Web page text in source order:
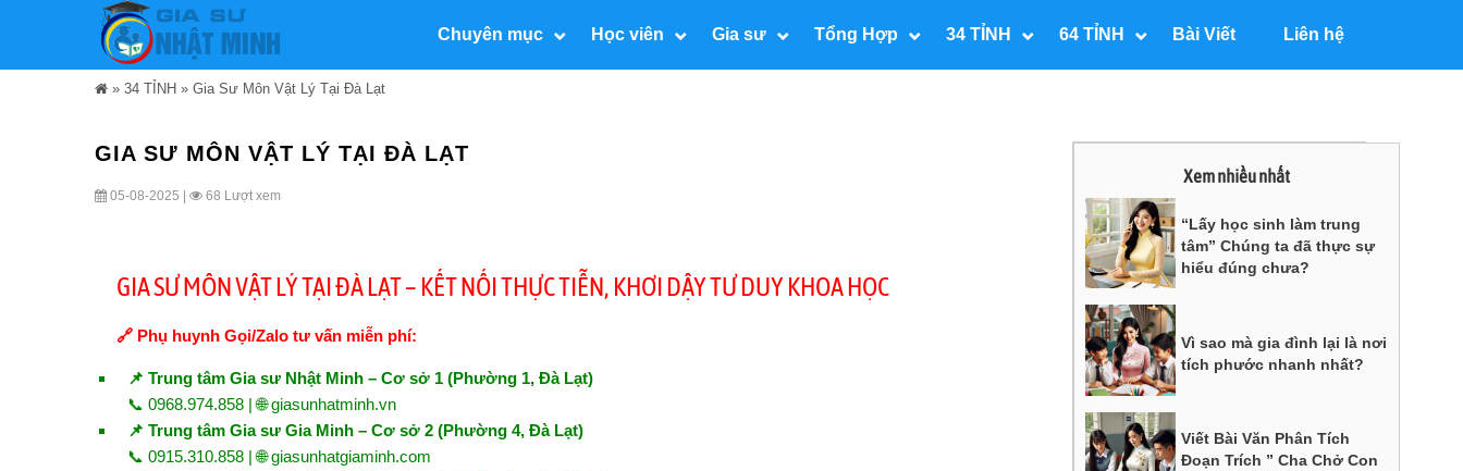
Chuyên mục Học viên Gia sư Tổng Hợp 34 TỈNH 64 TỈNH Bài Viết Liên hệ
» 34 TỈNH » Gia Sư Môn Vật Lý Tại Đà Lạt
GIA SƯ MÔN VẬT LÝ TẠI ĐÀ LẠT
05-08-2025 | 68 Lượt xem
GIA SƯ MÔN VẬT LÝ TẠI ĐÀ LẠT – KẾT NỐI THỰC TIỄN, KHƠI DẬY TƯ DUY KHOA HỌC
🔗 Phụ huynh Gọi/Zalo tư vấn miễn phí:
📌 Trung tâm Gia sư Nhật Minh – Cơ sở 1 (Phường 1, Đà Lạt)
📞 0968.974.858 | 🌐giasunhatminh.vn
📌 Trung tâm Gia sư Gia Minh – Cơ sở 2 (Phường 4, Đà Lạt)
📞 0915.310.858 | 🌐giasunhatgiaminh.com
Xem nhiều nhất
“Lấy học sinh làm trung
tâm” Chúng ta đã thực sự
hiểu đúng chưa?
Vì sao mà gia đình lại là nơi
tích phước nhanh nhất?
Viết Bài Văn Phân Tích
Đoạn Trích ” Cha Chở Con